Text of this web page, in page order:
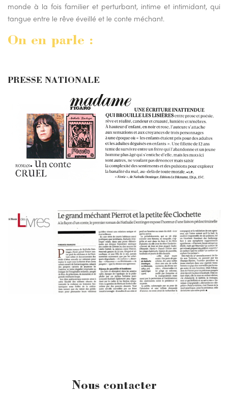
monde à la fois familier et perturbant, intime et intimidant, qui
tangue entre le rêve éveillé et le conte méchant.
On en parle :
PRESSE NATIONALE
Nous contacter